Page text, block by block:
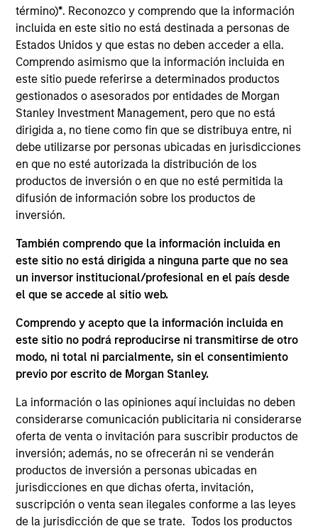
término)*. Reconozco y comprendo que la información
incluida en este sitio no está destinada a personas de
Estados Unidos y que estas no deben acceder a ella.
Comprendo asimismo que la información incluida en
este sitio puede referirse a determinados productos
gestionados o asesorados por entidades de Morgan
Stanley Investment Management, pero que no está
dirigida a, no tiene como fin que se distribuya entre, ni
debe utilizarse por personas ubicadas en jurisdicciones
en que no esté autorizada la distribución de los
productos de inversión o en que no esté permitida la
difusión de información sobre los productos de
inversión.
También comprendo que la información incluida en
este sitio no está dirigida a ninguna parte que no sea
un inversor institucional/profesional en el país desde
el que se accede al sitio web.
Comprendo y acepto que la información incluida en
este sitio no podrá reproducirse ni transmitirse de otro
modo, ni total ni parcialmente, sin el consentimiento
previo por escrito de Morgan Stanley.
La información o las opiniones aquí incluidas no deben
considerarse comunicación publicitaria ni considerarse
oferta de venta o invitación para suscribir productos de
inversión; además, no se ofrecerán ni se venderán
productos de inversión a personas ubicadas en
jurisdicciones en que dichas oferta, invitación,
suscripción o venta sean ilegales conforme a las leyes
de la jurisdicción de que se trate. Todos los productos
complemented by Morgan Stanley's
broad capabilities and transaction
knowledge, enable us to address a
company’s unique capital needs or
idiosyncratic risks.
Thomas Cahill is a Managing Director of Morgan
Stanley and Co-Head of Morgan Stanley’s Tactical
Value Team (MSTV). Mr. Cahill joined Morgan
Stanley in 1990. Prior to joining MSTV in January
2017, he was the Global Head of the Asset Finance
Group, which consists of all credit based structured
finance products within the Global Capital Markets
(GCM) platform. Previously, Mr. Cahill was the head
responsibility for Aircraft Finance, Equipment
Finance, Liability Management, Structured
Corporates and Private Placements. During his
career, he has focused on the area of Equipment
Finance and is a recognized leader in the
development, structuring, and execution of secured
debt transactions involving aircraft, locomotives,
rolling stock, ships, power generation facilities, cell
towers and real estate. Mr. Cahill was a founding
member of Morgan Stanley’s Aircraft Finance effort
and the inventor of Enhanced Equipment Trust
Certificates (EETCs). He was also the creator of
PhaRMASM, a product designed to monetize drug
royalty streams, as well as the designer of the
current industry standard platform of cell tower
securitizations. Mr. Cahill was a member of the
Global Capital Markets Management Committee and